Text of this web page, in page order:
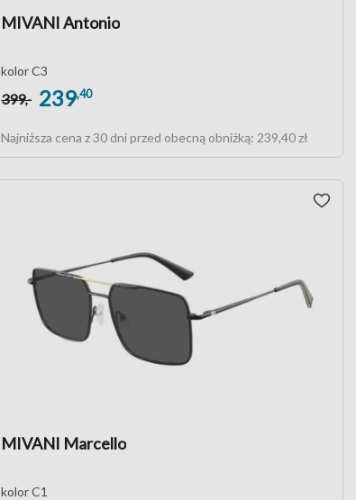
MIVANI Antonio
kolor C3
399,- 239,40
Najniższa cena z 30 dni przed obecną obniżką: 239,40 zł
MIVANI Marcello
kolor C1